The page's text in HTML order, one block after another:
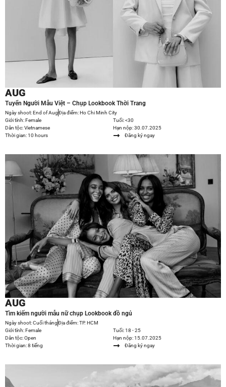
AUG
Tuyển Người Mẫu Việt – Chụp Lookbook Thời Trang
Ngày shoot: End of AugĐịa điểm: Ho Chi Minh City
Giới tính: Female
Dân tộc: Vietnamese
Thời gian: 10 hours
Tuổi: <30
Hạn nộp: 30.07.2025
Đăng ký ngay
AUG
Tìm kiếm người mẫu nữ chụp Lookbook đồ ngủ
Ngày shoot: Cuối thángĐịa điểm: TP. HCM
Giới tính: Female
Dân tộc: Open
Thời gian: 8 tiếng
Tuổi: 18 - 25
Hạn nộp: 15.07.2025
Đăng ký ngay